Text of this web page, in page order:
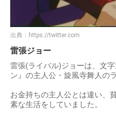
出典： https://twitter.com
雷張ジョー
雷張(ライバル)ジョーは、文
ン』の主人公・旋風寺舞人の
お金持ちの主人公とは違い、
素な生活をしていました。